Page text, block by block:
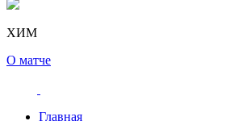
ХИМ
О матче
Главная